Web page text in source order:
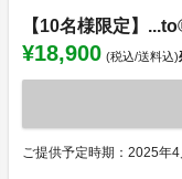
【10名様限定】
¥18,900 (税込/送料込)
ご提供予定時期：2025年4